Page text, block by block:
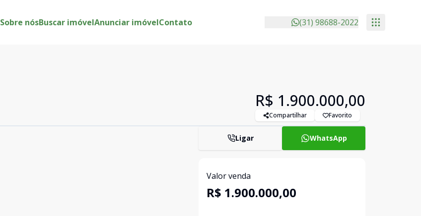
Sobre nósBuscar imóvelAnunciar imóvelContato (31) 98688-2022
R$ 1.900.000,00
Compartilhar Favorito
Ligar WhatsApp
Valor venda
R$ 1.900.000,00